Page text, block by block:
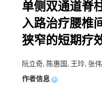
单侧双通道脊
入路治疗腰椎
狭窄的短期疗
阮立奇, 陈惠国, 王玲, 张
作者信息 +